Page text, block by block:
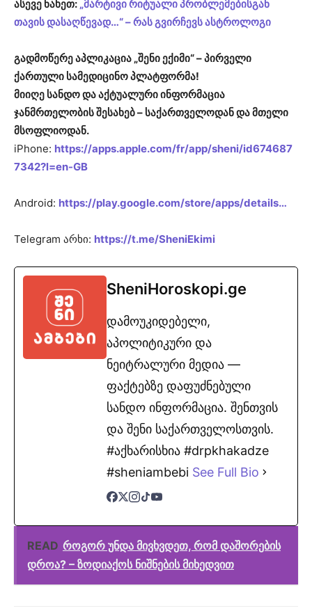
ასევე ნახეთ: „მარტივი რიტუალი პრობლემებისგან
თავის დასაღწევად…“ – რას გვირჩევს ასტროლოგი
გადმოწერე აპლიკაცია „შენი ექიმი“ – პირველი
ქართული სამედიცინო პლატფორმა!
მიიღე სანდო და აქტუალური ინფორმაცია
ჯანმრთელობის შესახებ – საქართველოდან და მთელი
მსოფლიოდან.
iPhone: https://apps.apple.com/fr/app/sheni/id674687
7342?l=en-GB
Android: https://play.google.com/store/apps/details…
Telegram არხი: https://t.me/SheniEkimi
SheniHoroskopi.ge
დამოუკიდებელი,
აპოლიტიკური და
ნეიტრალური მედია —
ფაქტებზე დაფუძნებული
სანდო ინფორმაცია. შენთვის
და შენი საქართველოსთვის.
#აქხარისხია #drpkhakadze
#sheniambebi See Full Bio
READ როგორ უნდა მივხვდეთ, რომ დაშორების
დროა? – ზოდიაქოს ნიშნების მიხედვით